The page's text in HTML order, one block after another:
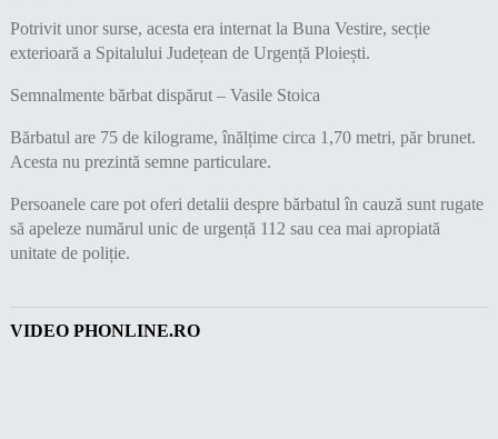
Potrivit unor surse, acesta era internat la Buna Vestire, secție
exterioară a Spitalului Județean de Urgență Ploiești.
Semnalmente bărbat dispărut – Vasile Stoica
Bărbatul are 75 de kilograme, înălțime circa 1,70 metri, păr brunet.
Acesta nu prezintă semne particulare.
Persoanele care pot oferi detalii despre bărbatul în cauză sunt rugate
să apeleze numărul unic de urgență 112 sau cea mai apropiată
unitate de poliție.
VIDEO PHONLINE.RO